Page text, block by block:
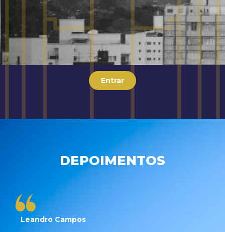
Entrar
DEPOIMENTOS
Leandro Campos